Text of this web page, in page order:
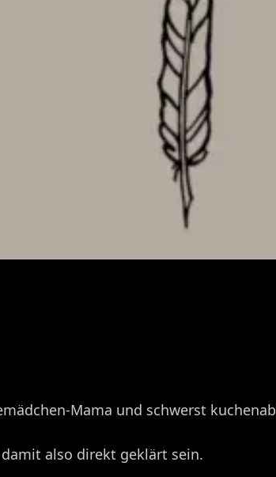
Mama und schwerst
damit also direkt geklärt sein.